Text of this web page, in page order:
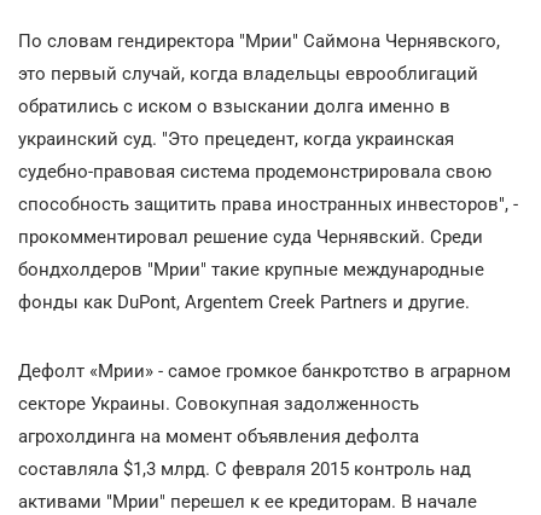
По словам гендиректора "Мрии" Саймона Чернявского,
это первый случай, когда владельцы еврооблигаций
обратились с иском о взыскании долга именно в
украинский суд. "Это прецедент, когда украинская
судебно-правовая система продемонстрировала свою
способность защитить права иностранных инвесторов", -
прокомментировал решение суда Чернявский. Среди
бондхолдеров "Мрии" такие крупные международные
фонды как DuPont, Argentem Creek Partners и другие.
Дефолт «Мрии» - самое громкое банкротство в аграрном
секторе Украины. Совокупная задолженность
агрохолдинга на момент объявления дефолта
составляла $1,3 млрд. С февраля 2015 контроль над
активами "Мрии" перешел к ее кредиторам. В начале